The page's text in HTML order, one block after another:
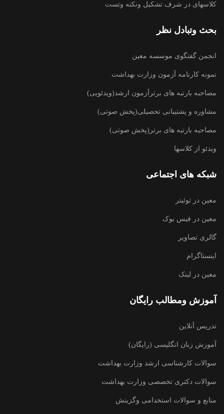
کلاسهای در شرف تشکیل ونکته وتست
بحث وتبادل نظر
انجمن گفتگوی موسسه معین
نمونه کارنامه آزمون وزارت بهداشت
مصاحبه بارتبه های برترآزمون ارشد(ویدئویی)
مشاوره و پشتیبانی تحصیلی(پخش صوتی)
مصاحبه بارتبه های برتر(پخش صوتی)
ویدئو از کلاسها
شبکه های اجتماعی
معین در توئیتر
معین در فیس بوک
گالری تصاویر
اینستاگرام
معین در لینک
آموزش ومطالب رایگان
تدریس آنلاین
آموزش زبان انگلیسی (رایگان)
سوالات کارشناسی ارشد وزارت بهداشت
سوالات دکتری تخصصی وزارت بهداشت
منابع و سوالات استخدامی وگزینش